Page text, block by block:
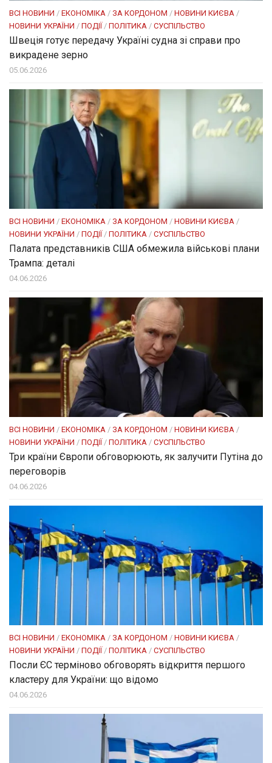
ВСІ НОВИНИ / ЕКОНОМІКА / ЗА КОРДОНОМ / НОВИНИ КИЄВА /
НОВИНИ УКРАЇНИ / ПОДІЇ / ПОЛІТИКА / СУСПІЛЬСТВО
Швеція готує передачу Україні судна зі справи про
викрадене зерно
05.06.2026
ВСІ НОВИНИ / ЕКОНОМІКА / ЗА КОРДОНОМ / НОВИНИ КИЄВА /
НОВИНИ УКРАЇНИ / ПОДІЇ/ ПОЛІТИКА / СУСПІЛЬСТВО
Палата представників США обмежила військові плани
Трампа: деталі
04.06.2026
ВСІ НОВИНИ / ЕКОНОМІКА / ЗА КОРДОНОМ / НОВИНИ КИЄВА /
НОВИНИ УКРАЇНИ / ПОДІЇ/ ПОЛІТИКА / СУСПІЛЬСТВО
Три країни Європи обговорюють, як залучити Путіна до
переговорів
04.06.2026
ВСІ НОВИНИ / ЕКОНОМІКА / ЗА КОРДОНОМ / НОВИНИ КИЄВА /
НОВИНИ УКРАЇНИ / ПОДІЇ/ ПОЛІТИКА / СУСПІЛЬСТВО
Посли ЄC терміново обговорять відкриття першого
кластеру для України: що відомо
04.06.2026